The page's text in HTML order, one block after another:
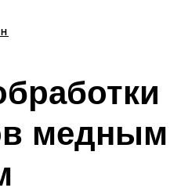
медным